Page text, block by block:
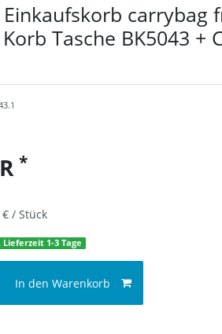
carrybag
Tasche BK5043 +
*
€ / Stück
1-3 Tage
In den Warenkorb